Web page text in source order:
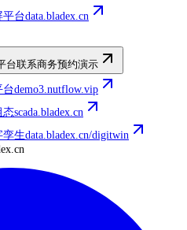
平台data.bladex.cn
台联系商务预约演示
台demo3.nutflow.vip
态scada.bladex.cn
孪生data.bladex.cn/digitwin